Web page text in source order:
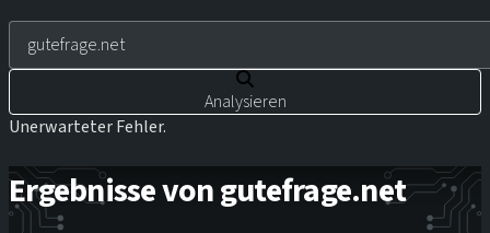
Analysieren
Unerwarteter Fehler.
Ergebnisse von gutefrage.net